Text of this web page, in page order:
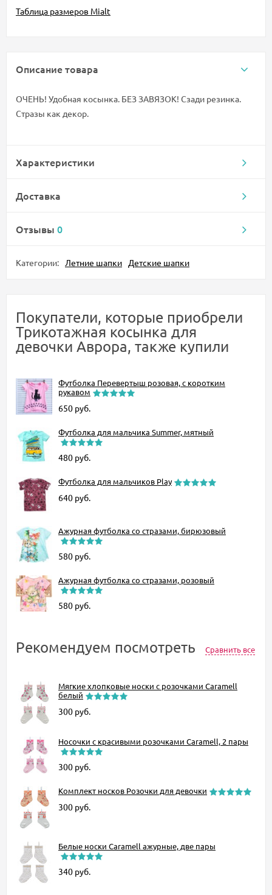
Таблица размеров Mialt
Описание товара
ОЧЕНЬ! Удобная косынка. БЕЗ ЗАВЯЗОК! Сзади резинка.
Стразы как декор.
Характеристики
Доставка
Отзывы 0
Категории: Летние шапки Детские шапки
Покупатели, которые приобрели
Трикотажная косынка для
девочки Аврора, также купили
Футболка Перевертыш розовая, с коротким
рукавом
650 руб.
Футболка для мальчика Summer, мятный
480 руб.
Футболка для мальчиков Play
640 руб.
Ажурная футболка со стразами, бирюзовый
580 руб.
Ажурная футболка со стразами, розовый
580 руб.
Рекомендуем посмотреть Сравнить все
Мягкие хлопковые носки с розочками Caramell
белый
300 руб.
Носочки с красивыми розочками Caramell, 2 пары
300 руб.
Комплект носков Розочки для девочки
300 руб.
Белые носки Caramell ажурные, две пары
340 руб.